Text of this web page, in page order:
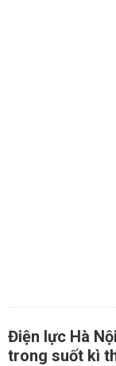
Điện lực Hà
trong suốt kì